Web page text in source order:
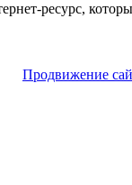
ресурс,
Продвижение